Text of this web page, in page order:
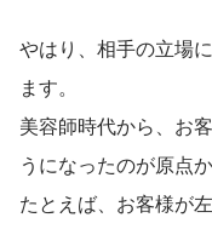
やはり、相手の立場
ます。
美容師時代から、お
うになったのが原点
たとえば、お客様が